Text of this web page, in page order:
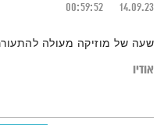
14.09.23
00:59:52
שעה של מוזיקה מעולה
אודיו